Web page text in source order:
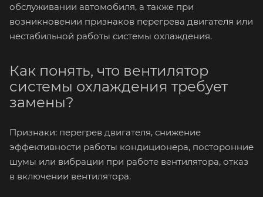
обслуживании автомобиля, а также при
возникновении признаков перегрева двигателя или
нестабильной работы системы охлаждения.
Как понять, что вентилятор
системы охлаждения требует
замены?
Признаки: перегрев двигателя, снижение
эффективности работы кондиционера, посторонние
шумы или вибрации при работе вентилятора, отказ
в включении вентилятора.